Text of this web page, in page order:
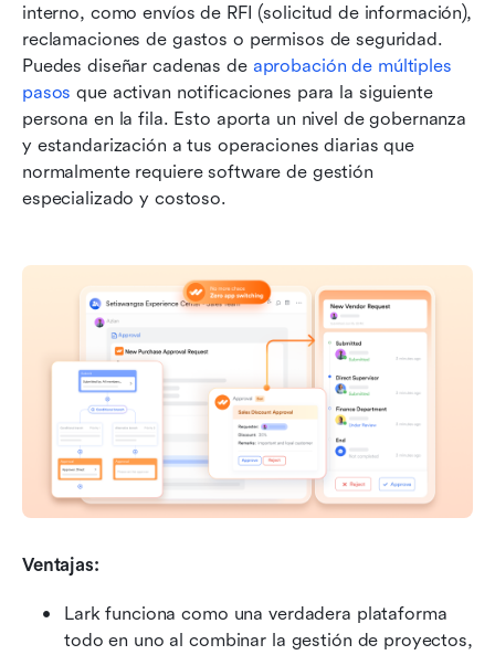
interno, como envíos de RFI (solicitud de información),
reclamaciones de gastos o permisos de seguridad.
Puedes diseñar cadenas de aprobación de múltiples
pasos que activan notificaciones para la siguiente
persona en la fila. Esto aporta un nivel de gobernanza
y estandarización a tus operaciones diarias que
normalmente requiere software de gestión
especializado y costoso.
Ventajas:
Lark funciona como una verdadera plataforma
todo en uno al combinar la gestión de proyectos,